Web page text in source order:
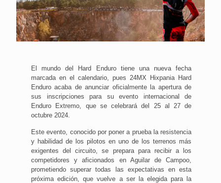
El mundo del Hard Enduro tiene una nueva fecha
marcada en el calendario, pues 24MX Hixpania Hard
Enduro acaba de anunciar oficialmente la apertura de
sus inscripciones para su evento internacional de
Enduro Extremo, que se celebrará del 25 al 27 de
octubre 2024.
Este evento, conocido por poner a prueba la resistencia
y habilidad de los pilotos en uno de los terrenos más
exigentes del circuito, se prepara para recibir a los
competidores y aficionados en Aguilar de Campoo,
prometiendo superar todas las expectativas en esta
próxima edición, que vuelve a ser la elegida para la